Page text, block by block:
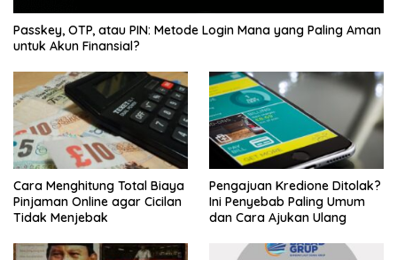
Passkey, OTP, atau PIN: Metode Login Mana yang Paling Aman
untuk Akun Finansial?
Cara Menghitung Total Biaya
Pinjaman Online agar Cicilan
Tidak Menjebak
Pengajuan Kredione Ditolak?
Ini Penyebab Paling Umum
dan Cara Ajukan Ulang